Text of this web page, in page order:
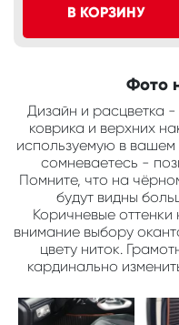
В КОРЗИНУ
Фото
Дизайн и расцветка
коврика и верхних
используемую в вашем
сомневаетесь -
Помните, что на
будут видны
Коричневые
внимание выбору
цвету ниток.
кардинально